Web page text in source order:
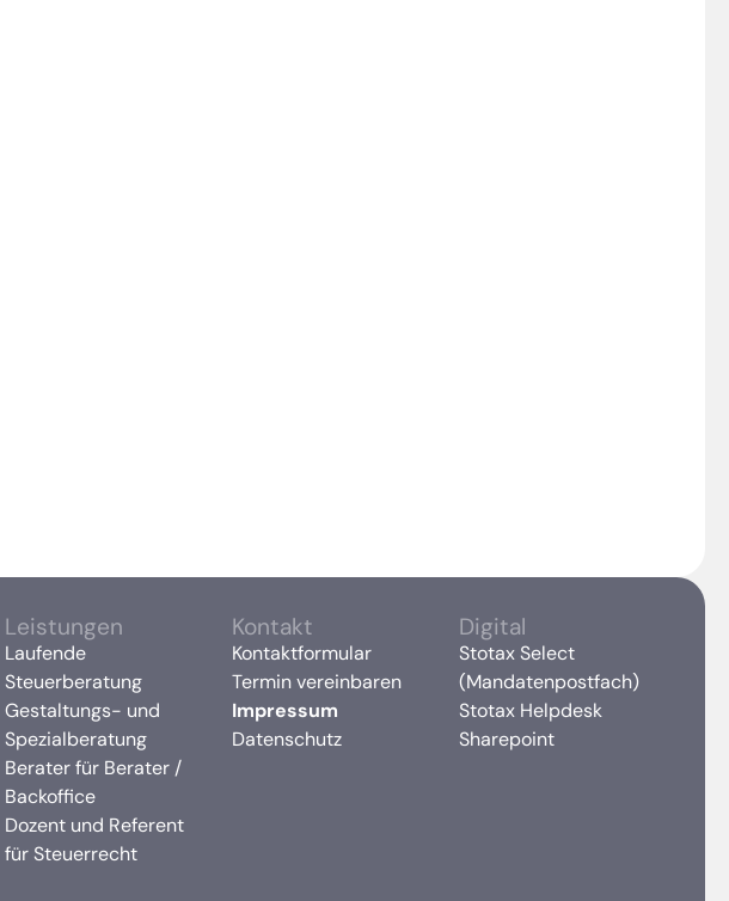
Leistungen
Laufende
Steuerberatung
Gestaltungs- und
Spezialberatung
Berater für Berater /
Backoffice
Dozent und Referent
für Steuerrecht
Kontakt
Kontaktformular
Termin vereinbaren
Impressum
Datenschutz
Digital
Stotax Select
(Mandatenpostfach)
Stotax Helpdesk
Sharepoint